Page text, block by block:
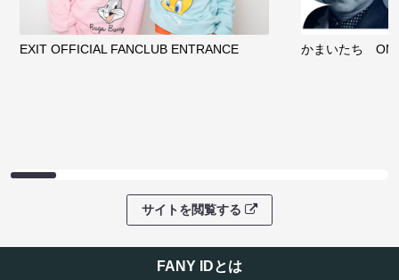
EXIT OFFICIAL FANCLUB ENTRANCE かまいたち
サイトを閲覧する
FANY IDとは